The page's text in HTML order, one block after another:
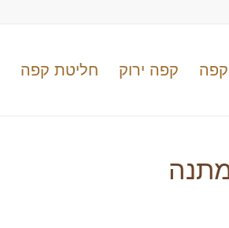
קפה ירוק חליטת קפה